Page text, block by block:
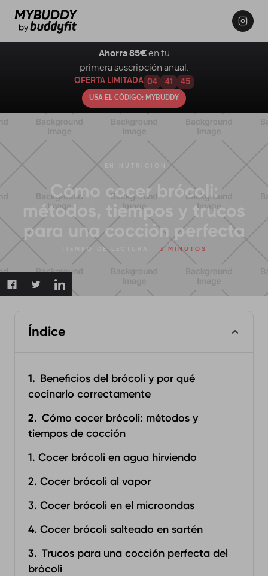
Cómo cocer brócoli:
métodos, tiempos y trucos
para una cocción perfecta
TIEMPO DE LECTURA: 3 MINUTOS
Índice
Beneficios del brócoli y por qué
cocinarlo correctamente
Cómo cocer brócoli: métodos y
tiempos de cocción
1. Cocer brócoli en agua hirviendo
2. Cocer brócoli al vapor
3. Cocer brócoli en el microondas
4. Cocer brócoli salteado en sartén
Trucos para una cocción perfecta del
brócoli
Ahorra 85€ en tu
primera suscripción anual.
OFERTA LIMITADA 04 41 44
USA EL CÓDIGO: MYBUDDY